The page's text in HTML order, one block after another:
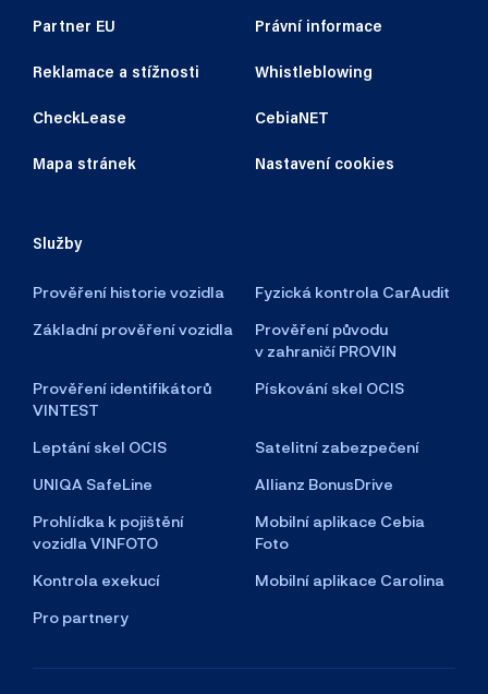
Partner EU Právní informace
Reklamace a stížnosti Whistleblowing
CheckLease CebiaNET
Mapa stránek Nastavení cookies
Služby
Prověření historie vozidla
Fyzická kontrola CarAudit
Základní prověření vozidla
Prověření původu
v zahraničí PROVIN
Prověření identifikátorů
VINTEST
Pískování skel OCIS
Leptání skel OCIS
Satelitní zabezpečení
UNIQA SafeLine
Allianz BonusDrive
Prohlídka k pojištění
vozidla VINFOTO
Mobilní aplikace Cebia
Foto
Kontrola exekucí
Mobilní aplikace Carolina
Pro partnery